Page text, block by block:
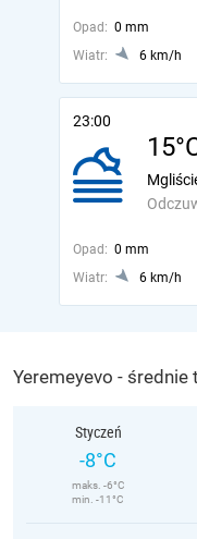
Opad: 0 mm
Wiatr:
6 km/h
23:00
Opad: 0 mm
Wiatr:
6 km/h
Yeremeyevo -
Styczeń
-8°C
maks. -6°C
min. -11°C